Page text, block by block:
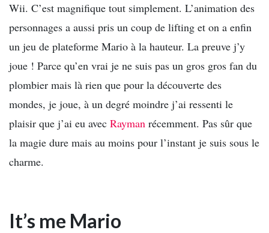
Wii. C’est magnifique tout simplement. L’animation des
personnages a aussi pris un coup de lifting et on a enfin
un jeu de plateforme Mario à la hauteur. La preuve j’y
joue ! Parce qu’en vrai je ne suis pas un gros gros fan du
plombier mais là rien que pour la découverte des
mondes, je joue, à un degré moindre j’ai ressenti le
plaisir que j’ai eu avec Rayman récemment. Pas sûr que
la magie dure mais au moins pour l’instant je suis sous le
charme.
It’s me Mario